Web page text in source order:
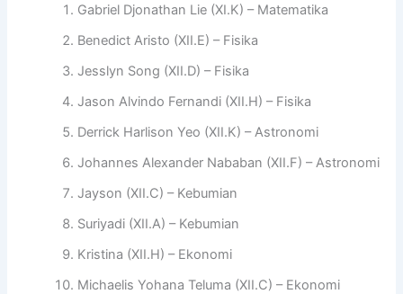
Gabriel Djonathan Lie (XI.K) – Matematika
Benedict Aristo (XII.E) – Fisika
Jesslyn Song (XII.D) – Fisika
Jason Alvindo Fernandi (XII.H) – Fisika
Derrick Harlison Yeo (XII.K) – Astronomi
Johannes Alexander Nababan (XII.F) – Astronomi
Jayson (XII.C) – Kebumian
Suriyadi (XII.A) – Kebumian
Kristina (XII.H) – Ekonomi
Michaelis Yohana Teluma (XII.C) – Ekonomi